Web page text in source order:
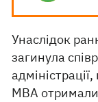
Унаслідок
загинула
МВА